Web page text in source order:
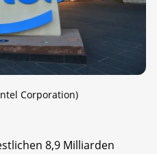
Corporation)
8,9 Milliarden